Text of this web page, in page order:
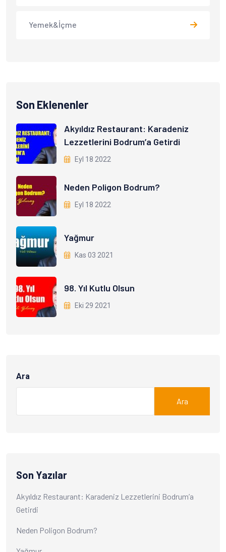
Yemek&İçme
Son Eklenenler
Akyıldız Restaurant: Karadeniz
Lezzetlerini Bodrum’a Getirdi
Eyl 18 2022
Neden Poligon Bodrum?
Eyl 18 2022
Yağmur
Kas 03 2021
98. Yıl Kutlu Olsun
Eki 29 2021
Ara
Ara
Son Yazılar
Akyıldız Restaurant: Karadeniz Lezzetlerini Bodrum’a
Getirdi
Neden Poligon Bodrum?